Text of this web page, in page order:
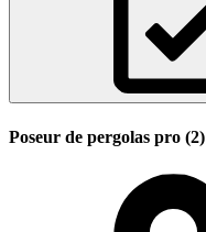
Poseur de pergolas pro (2)